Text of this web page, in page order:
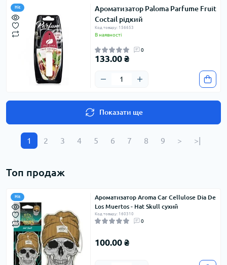
Hit
Ароматизатор Paloma Parfume Fruit
Coctail рідкий
Код товару: 156653
В наявності
0
133.00 ₴
Показати ще
1 2 3 4 5 6 7 8 9 > >|
Топ продаж
Hit
Ароматизатор Aroma Car Cellulose Dia De
Los Muertos - Hat Skull сухий
Код товару: 160310
0
100.00 ₴